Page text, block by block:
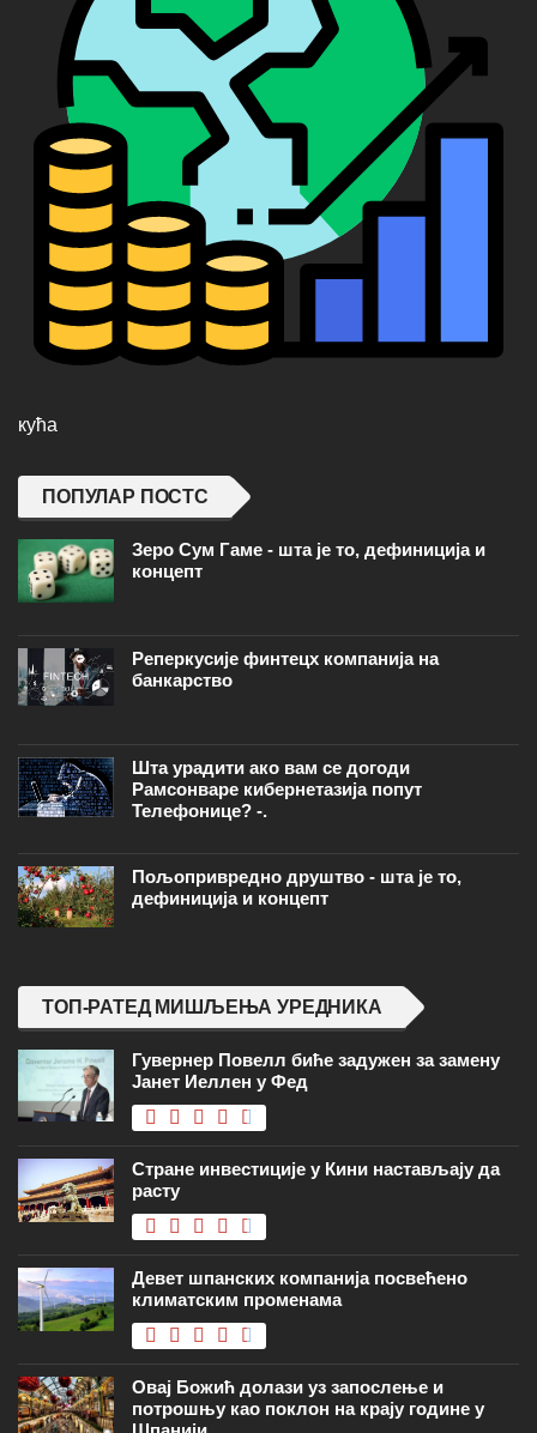
кућа
ПОПУЛАР ПОСТС
Зеро Сум Гаме - шта је то, дефиниција и
концепт
Реперкусије финтецх компанија на
банкарство
Шта урадити ако вам се догоди
Рамсонваре кибернетазија попут
Телефонице? -.
Пољопривредно друштво - шта је то,
дефиниција и концепт
ТОП-РАТЕД МИШЉЕЊА УРЕДНИКА
Гувернер Повелл биће задужен за замену
Јанет Иеллен у Фед
Стране инвестиције у Кини настављају да
расту
Девет шпанских компанија посвећено
климатским променама
Овај Божић долази уз запослење и
потрошњу као поклон на крају године у